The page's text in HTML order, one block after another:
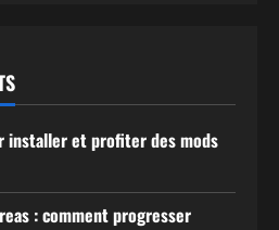
installer et profiter des mods
: comment progresser